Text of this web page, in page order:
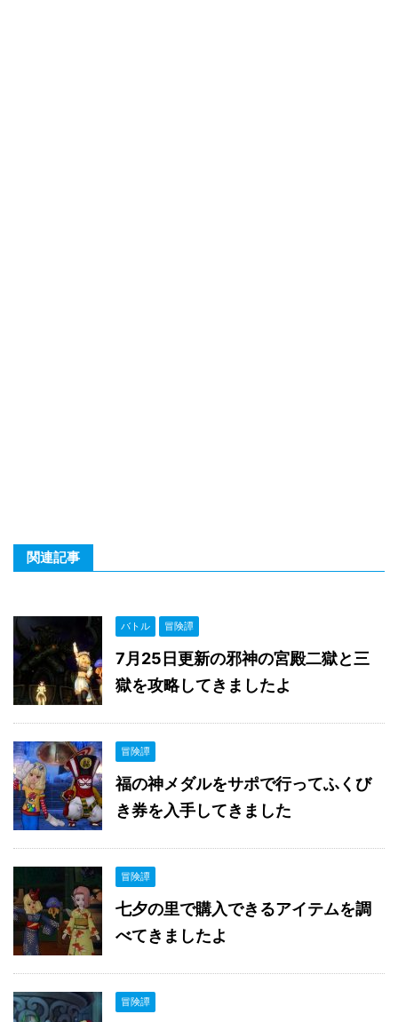
関連記事
バトル 冒険譚
7月25日更新の邪神の宮殿二獄と三
獄を攻略してきましたよ
冒険譚
福の神メダルをサポで行ってふくび
き券を入手してきました
冒険譚
七夕の里で購入できるアイテムを調
べてきましたよ
冒険譚